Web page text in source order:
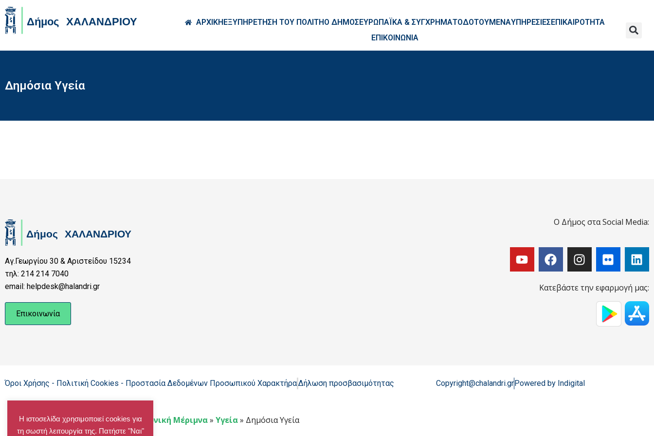
ΑΡΧΙΚΗΕΞΥΠΗΡΕΤΗΣΗ ΤΟΥ ΠΟΛΙΤΗΟ ΔΗΜΟΣΕΥΡΩΠΑΪΚΑ & ΣΥΓΧΡΗΜΑΤΟΔΟΤΟΥΜΕΝΑΥΠΗΡΕΣΙΕΣΕΠΙΚΑΙΡΟΤΗΤΑ
ΕΠΙΚΟΙΝΩΝΙΑ
Δημόσια Υγεία
Αγ.Γεωργίου 30 & Αριστείδου 15234
τηλ: 214 214 7040
email: helpdesk@halandri.gr
Επικοινωνία
Ο Δήμος στα Social Media:
Κατεβάστε την εφαρμογή μας:
Όροι Χρήσης - Πολιτική Cookies - Προστασία Δεδομένων Προσωπικού ΧαρακτήραΔήλωση προσβασιμότητας Copyright@chalandri.grPowered by Indigital
Home»ΥΠΗΡΕΣΙΕΣ»Κοινωνική Μέριμνα» Υγεία» Δημόσια Υγεία
Η ιστοσελίδα χρησιμοποιεί cookies για
τη σωστή λειτουργία της. Πατήστε "Ναι"